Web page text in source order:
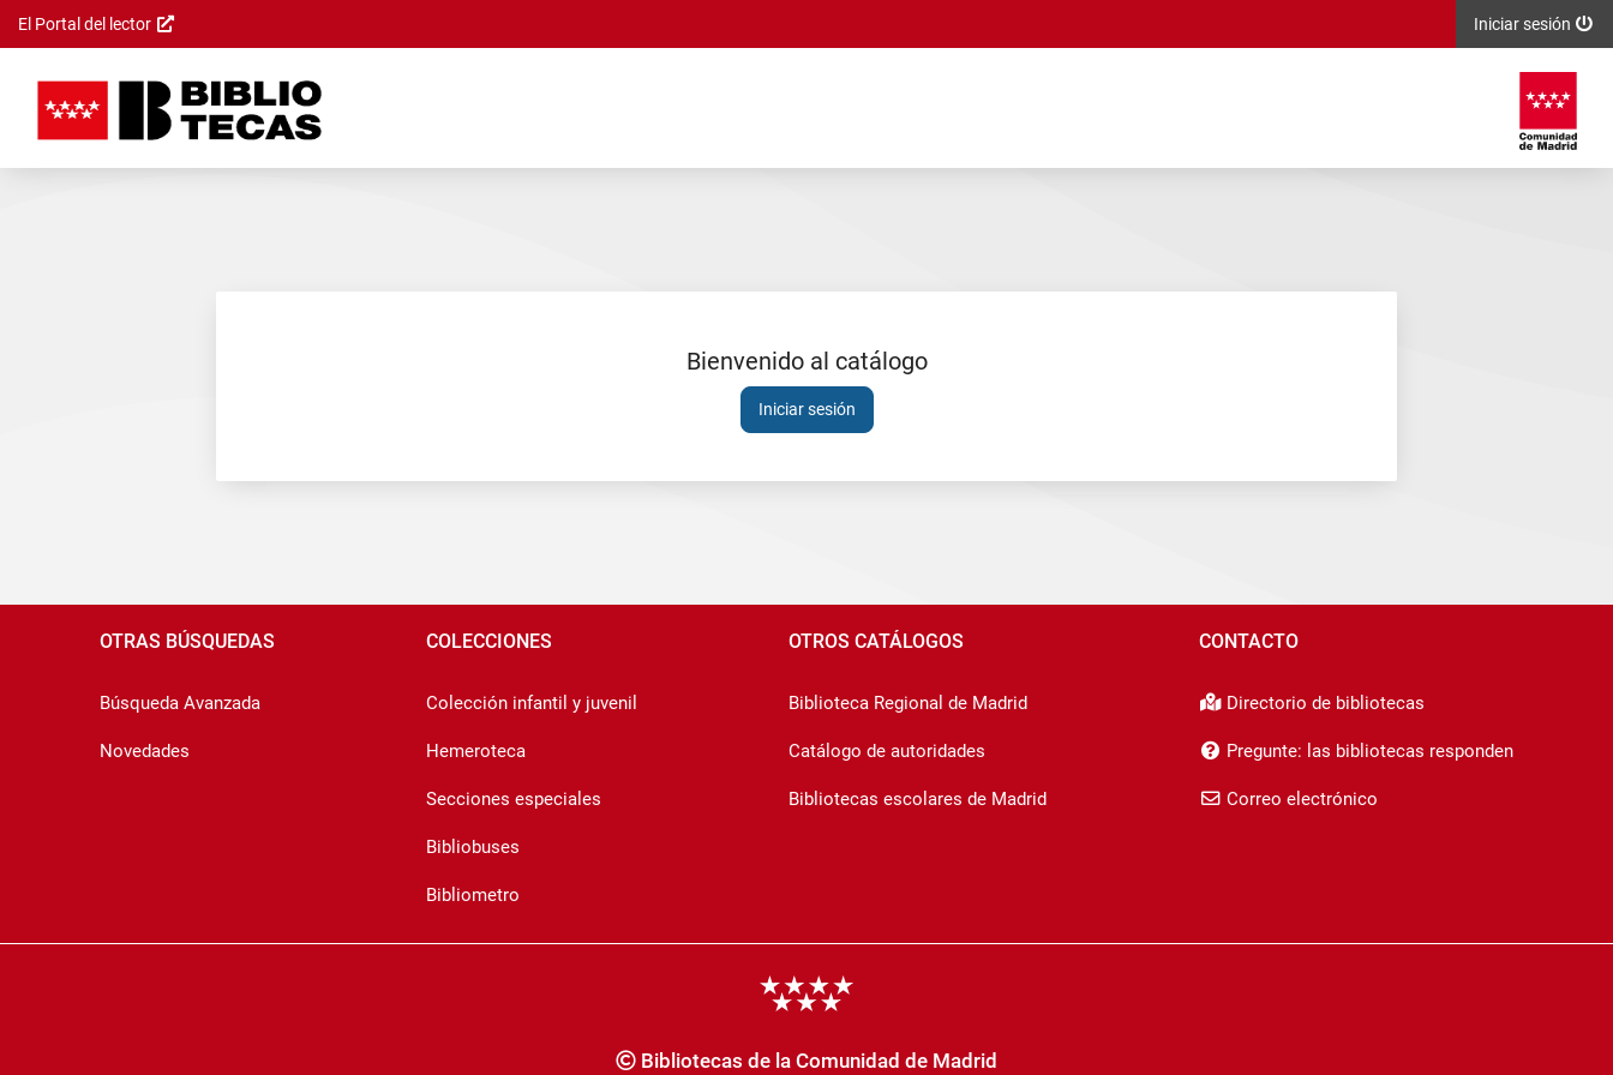
Saltar al
principal
El Portal del lector Iniciar sesión
Sesión
expirada
Bienvenido al catálogo
Iniciar sesión
OTRAS BÚSQUEDAS
Búsqueda Avanzada
Novedades
COLECCIONES
Colección infantil y juvenil
Hemeroteca
Secciones especiales
Bibliobuses
Bibliometro
OTROS CATÁLOGOS
Biblioteca Regional de Madrid
Catálogo de autoridades
Bibliotecas escolares de Madrid
CONTACTO
Directorio de bibliotecas
Pregunte: las bibliotecas responden
Correo electrónico
Bibliotecas de la Comunidad de Madrid